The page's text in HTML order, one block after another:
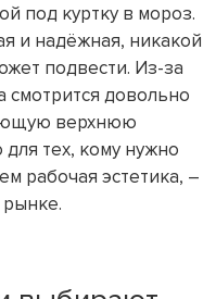
под куртку в мороз.
и надёжная, никакой
подвести. Из-за
довольно
верхнюю
тех, кому нужно
рабочая эстетика, –